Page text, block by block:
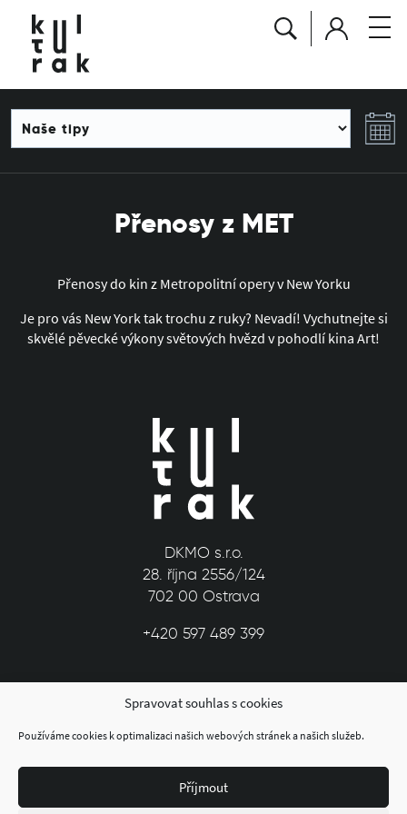
Spravovat souhlas s cookies
Používáme cookies k optimalizaci našich webových stránek a našich služeb.
Příjmout
Přenosy z MET
Přenosy do kin z Metropolitní opery v New Yorku
Je pro vás New York tak trochu z ruky? Nevadí! Vychutnejte si
skvělé pěvecké výkony světových hvězd v pohodlí kina Art!
DKMO s.r.o.
28. října 2556/124
702 00 Ostrava
+420 597 489 399